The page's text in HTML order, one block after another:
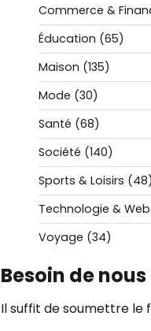
Commerce &
Éducation (65)
Maison (135)
Mode (30)
Santé (68)
Société (140)
Sports & Loisirs (48)
Technologie & Web
Voyage (34)
Besoin de
Il suffit de soumettre le